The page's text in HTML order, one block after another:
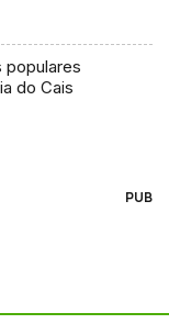
populares
do Cais
PUB